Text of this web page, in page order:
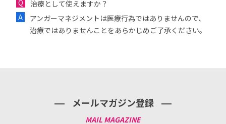
治療として使えますか？
アンガーマネジメントは医療行為ではありませんので、
治療ではありませんことをあらかじめご了承ください。
メールマガジン登録